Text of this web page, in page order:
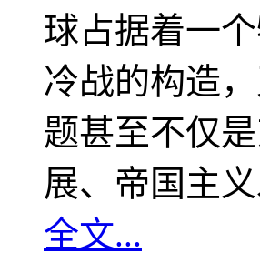
球占据着一
冷战的构造
题甚至不仅
展、帝国主
全文...